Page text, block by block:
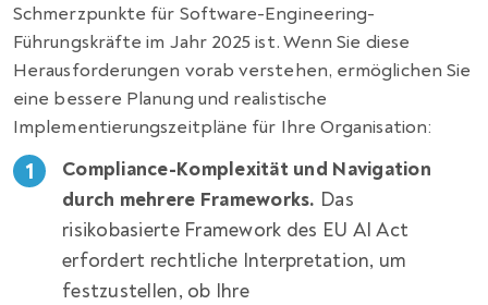
Schmerzpunkte für Software-Engineering-
Führungskräfte im Jahr 2025 ist. Wenn Sie diese
Herausforderungen vorab verstehen, ermöglichen Sie
eine bessere Planung und realistische
Implementierungszeitpläne für Ihre Organisation:
Compliance-Komplexität und Navigation
durch mehrere Frameworks. Das
risikobasierte Framework des EU AI Act
erfordert rechtliche Interpretation, um
festzustellen, ob Ihre